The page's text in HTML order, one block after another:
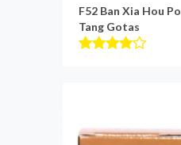
F52 Ban Xia Hou Po
Tang Gotas